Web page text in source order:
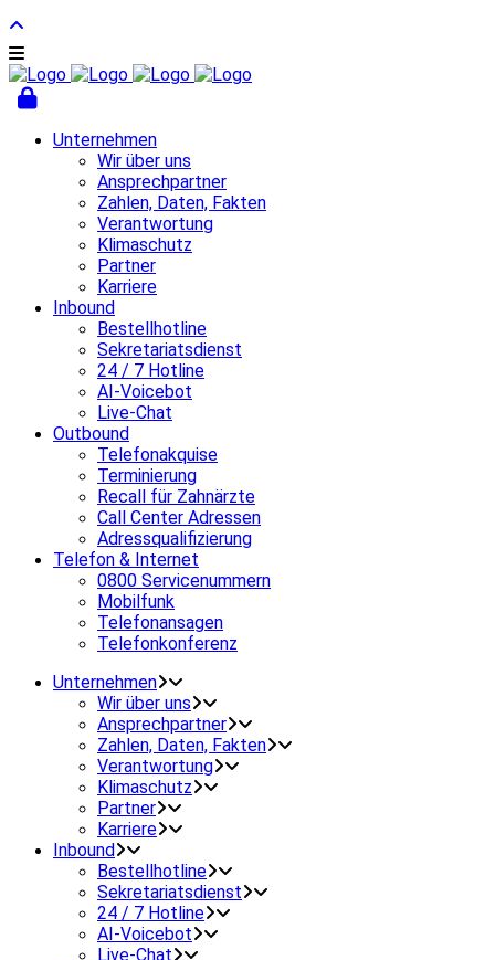
Unternehmen
Wir über uns
Ansprechpartner
Zahlen, Daten, Fakten
Verantwortung
Klimaschutz
Partner
Karriere
Inbound
Bestellhotline
Sekretariatsdienst
24 / 7 Hotline
AI-Voicebot
Live-Chat
Outbound
Telefonakquise
Terminierung
Recall für Zahnärzte
Call Center Adressen
Adressqualifizierung
Telefon & Internet
0800 Servicenummern
Mobilfunk
Telefonansagen
Telefonkonferenz
Unternehmen
Wir über uns
Ansprechpartner
Zahlen, Daten, Fakten
Verantwortung
Klimaschutz
Partner
Karriere
Inbound
Bestellhotline
Sekretariatsdienst
24 / 7 Hotline
AI-Voicebot
Live-Chat